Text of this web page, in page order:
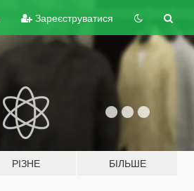
Зареєструватися
РІЗНЕ БІЛЬШЕ